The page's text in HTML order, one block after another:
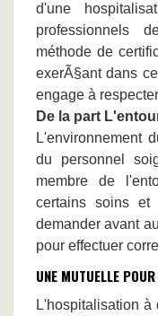
d'une
professionnels
méthode de
exerÃ§ant dans
engage à
De la part
L'environnement
du personnel
membre de
certains soins et
demander avant
pour effectuer
UNE MUTUELLE
L'hospitalisation